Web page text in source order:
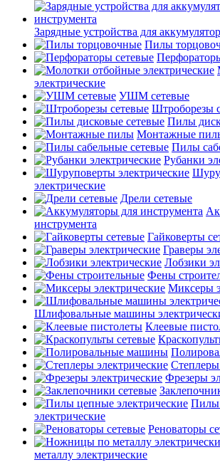
Зарядные устройства для
Пилы
электрические
УШМ сетевые
Штроборезы
Пилы
Монтажные
Пилы
Рубанки
электрические
Дрели сетевые
инструмента
Гайковерты
Граверы
Лобзики
Фены
Миксеры
Шлифовальные машины
Клеевые
Степлеры
Фрезеры
Пилы
электрические
Реноваторы
металлу электрические